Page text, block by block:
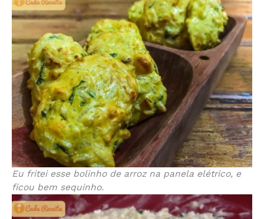
Eu fritei esse bolinho de arroz na panela elétrico, e
ficou bem sequinho.